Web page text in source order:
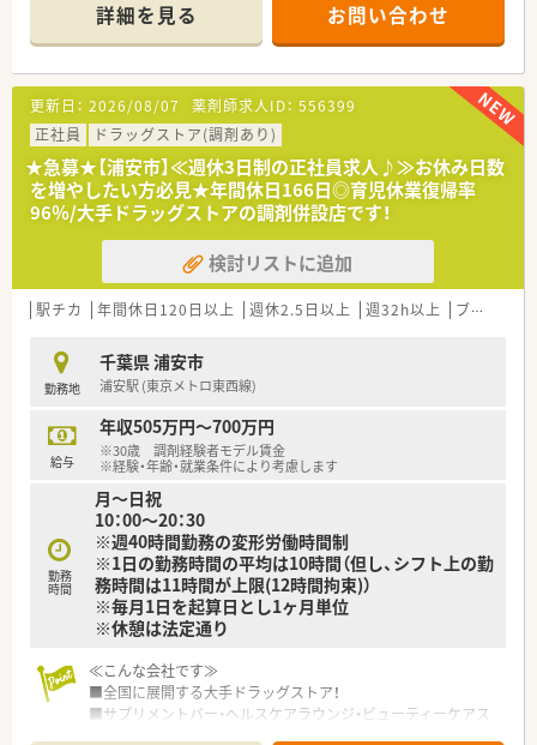
【店舗情報と応需状況について】
■JR京葉線の新浦安駅から徒歩2分ほどの好立地にある、通いや
すさ抜群の大型商業施設内にある調剤併設型店舗です。
■近隣の大学病院からの処方箋をメインに扱いながら、面対応で
1日あたり100〜150枚の幅広い処方箋を受け付けます。
■待合室は10名ほどの広さですが、多様な医療機関から老若男
女問わず多くの患者様が来局されるため活気があります。
【法人特徴について】
■国内の小売業においてトップクラスのシェアを誇り、世界でも
事業を展開している大手グローバル企業です。
■商業施設を地域医療の拠点として位置づけ、調剤を核としたト
ータルな健康サポートを行う先進的な企業です。
■ヘルス＆ビューティーケア事業を重要事業に掲げ、地域ニーズ
【想定されるキャリアイメージ】
■入社後は調剤やOTCの現場でしっかり経験を積み、薬剤師とし
ての対応力やカウンセリング力を身につけます。
■管理薬剤師としてマネジメントを経験した後は、在宅や教育、
バイヤー、企画開発など専門業務に就くことが可能です。
■社内公募制度や自己申告制度、ポイント面談などを通じて、自
分が進みたいキャリアに誰でも挑戦できる環境です。
【こんな方にオススメ】
■年間休日が120〜125日ありプライベートの時間もしっかり確
保できるため、オンオフのメリハリをつけたい方です。
■ビジネススクール制度を利用して、マーケティングや経営管理
など調剤以外のビジネススキルも学びたい方です。
利厚生のもとで安心して長く働きたい方におすすめです。
詳細を見る お問い合わせ
更新日： 2026/08/07 薬剤師求人ID： 556399
正社員
ドラッグストア(調剤あり)
★急募★【浦安市】≪週休3日制の正社員求人♪≫お休み日数
を増やしたい方必見★年間休日166日◎育児休業復帰率
96％/大手ドラッグストアの調剤併設店です！
検討リストに追加
駅チカ 年間休日120日以上 週休2.5日以上 週32h以上 ブランク可
勤務地
千葉県 浦安市
浦安駅 (東京メトロ東西線)
給与
年収505万円～700万円
※30歳 調剤経験者モデル賃金
※経験・年齢・就業条件により考慮します
勤務
時間
月～日祝
10：00～20：30
※週40時間勤務の変形労働時間制
※1日の勤務時間の平均は10時間（但し、シフト上の勤
務時間は11時間が上限(12時間拘束)）
※毎月1日を起算日とし1ヶ月単位
※休憩は法定通り
≪こんな会社です≫
■全国に展開する大手ドラッグストア！
■サプリメントバー・ヘルスケアラウンジ・ビューティーケアス